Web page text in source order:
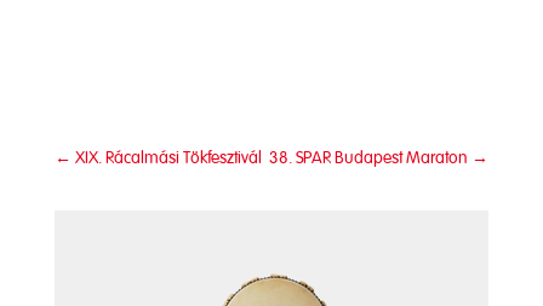
← XIX. Rácalmási Tökfesztivál 38. SPAR Budapest Maraton →